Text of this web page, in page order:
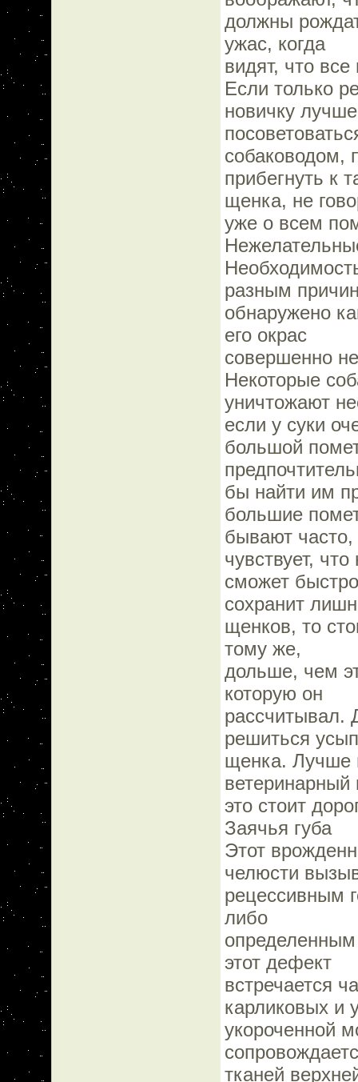
должны
ужас, когда
видят, что
Если только
новичку
собаководом,
прибегнуть к
щенка, не
уже о всем
разным
обнаружено
его окрас
совершенно
Некоторые
уничтожают
если у суки
большой
бы найти им
большие
бывают часто,
чувствует, что
сможет
сохранит
щенков, то
тому же,
дольше, чем
которую он
рассчитывал.
решиться
щенка. Лучше
ветеринарный
это стоит
Заячья губа
Этот
челюсти
рецессивным
либо
этот дефект
встречается
карликовых и
укороченной
тканей